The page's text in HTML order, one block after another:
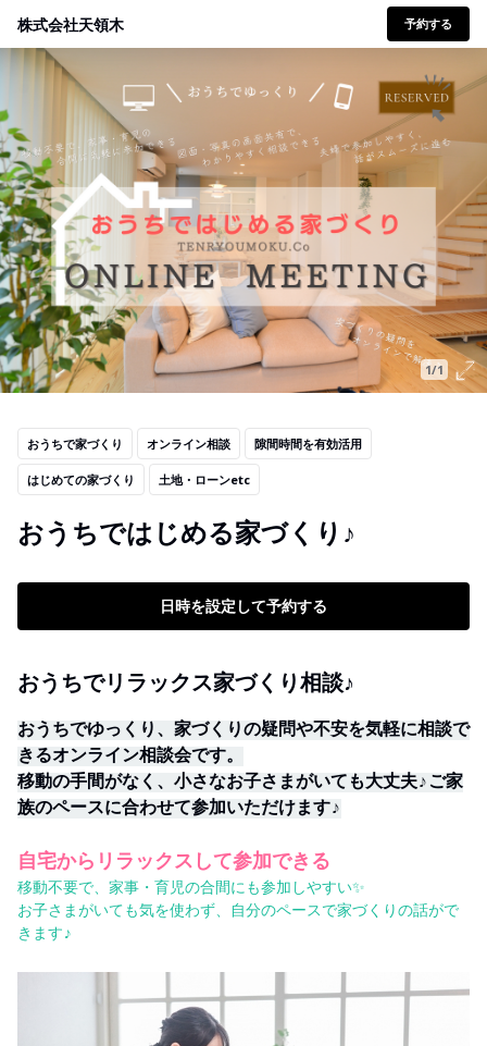
株式会社天領木 予約する
1/1
おうちで家づくり オンライン相談 隙間時間を有効活用
はじめての家づくり 土地・ローンetc
おうちではじめる家づくり♪
日時を設定して予約する
おうちでリラックス家づくり相談♪
おうちでゆっくり、家づくりの疑問や不安を気軽に相談で
きるオンライン相談会です。
移動の手間がなく、小さなお子さまがいても大丈夫♪ご家
族のペースに合わせて参加いただけます♪
自宅からリラックスして参加できる
移動不要で、家事・育児の合間にも参加しやすい✨
お子さまがいても気を使わず、自分のペースで家づくりの話がで
きます♪